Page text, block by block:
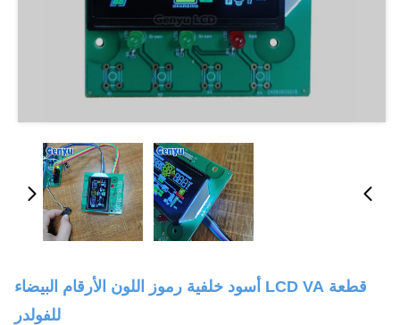
قطعة LCD VA أسود خلفية رموز اللون الأرقام البيضاء
للفولدر